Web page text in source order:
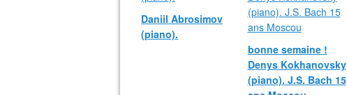
Daniil Abrosimov
(piano).
bonne semaine !
Denys Kokhanovsky
(piano). J.S. Bach 15